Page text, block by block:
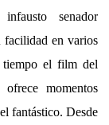
senador
facilidad en varios
tiempo el film del
momentos
fantástico. Desde